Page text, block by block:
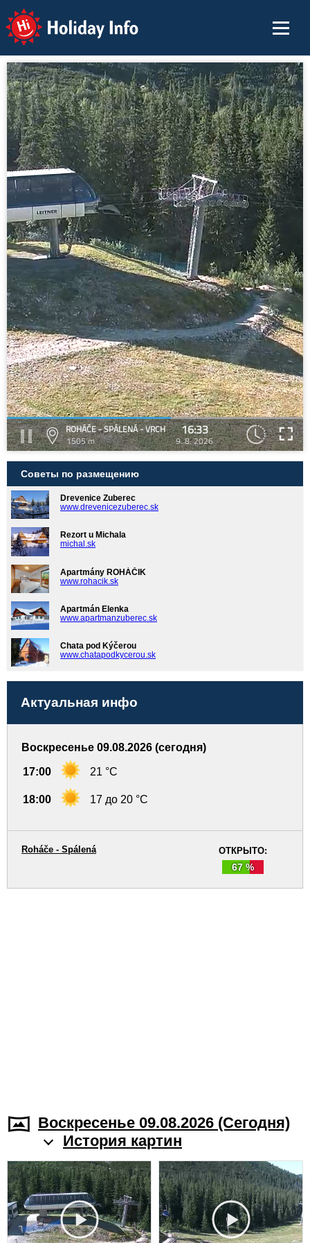
Holiday Info
ROHÁČE - SPÁLENÁ - VRCH
1505 m
16:33
9. 8. 2026
Советы по размещению
Drevenice Zuberec
www.drevenicezuberec.sk
Rezort u Michala
michal.sk
Apartmány ROHÁČIK
www.rohacik.sk
Apartmán Elenka
www.apartmanzuberec.sk
Chata pod Kýčerou
www.chatapodkycerou.sk
Актуальная инфо
Воскресенье 09.08.2026 (сегодня)
17:00 21 °C
18:00 17 до 20 °C
ОТКРЫТО:
67 %
Roháče - Spálená
Воскресенье 09.08.2026 (Cегодня)
История картин